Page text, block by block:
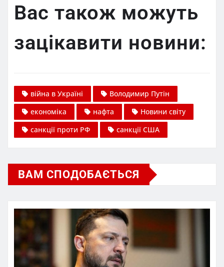
Вас також можуть
зацікавити новини:
війна в Україні
Володимир Путін
економіка
нафта
Новини світу
санкції проти РФ
санкції США
ВАМ СПОДОБАЄТЬСЯ